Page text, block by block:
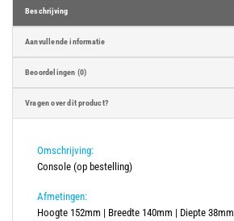
Beschrijving
Aanvullende informatie
Beoordelingen (0)
Vragen over dit product?
Omschrijving:
Console (op bestelling)
Afmetingen:
Hoogte 152mm | Breedte 140mm | Diepte 38mm